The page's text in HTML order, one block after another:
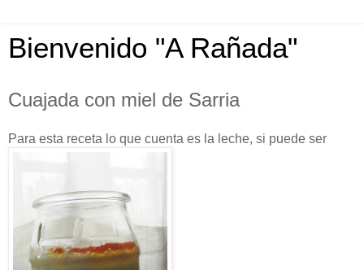
Bienvenido "A Rañada"
Cuajada con miel de Sarria
Para esta receta lo que cuenta es la leche, si puede ser